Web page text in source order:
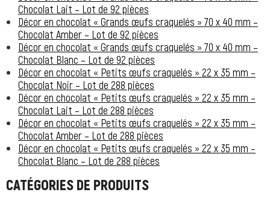
Chocolat Lait – Lot de 92 pièces
Décor en chocolat « Grands œufs craquelés » 70 x 40 mm –
Chocolat Amber – Lot de 92 pièces
Décor en chocolat « Grands œufs craquelés » 70 x 40 mm –
Chocolat Blanc – Lot de 92 pièces
Décor en chocolat « Petits œufs craquelés » 22 x 35 mm –
Chocolat Noir – Lot de 288 pièces
Décor en chocolat « Petits œufs craquelés » 22 x 35 mm –
Chocolat Lait – Lot de 288 pièces
Décor en chocolat « Petits œufs craquelés » 22 x 35 mm –
Chocolat Amber – Lot de 288 pièces
Décor en chocolat « Petits œufs craquelés » 22 x 35 mm –
Chocolat Blanc – Lot de 288 pièces
CATÉGORIES DE PRODUITS